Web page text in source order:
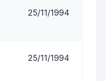
25/11/1994
25/11/1994